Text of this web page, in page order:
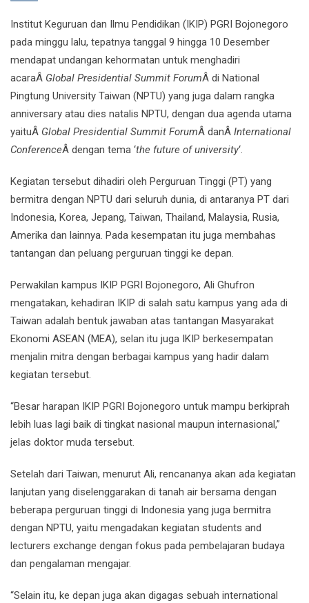
Institut Keguruan dan Ilmu Pendidikan (IKIP) PGRI Bojonegoro
pada minggu lalu, tepatnya tanggal 9 hingga 10 Desember
mendapat undangan kehormatan untuk menghadiri
acaraÂ Global Presidential Summit ForumÂ di National
Pingtung University Taiwan (NPTU) yang juga dalam rangka
anniversary atau dies natalis NPTU, dengan dua agenda utama
yaituÂ Global Presidential Summit ForumÂ danÂ International
ConferenceÂ dengan tema ‘the future of university‘.
Kegiatan tersebut dihadiri oleh Perguruan Tinggi (PT) yang
bermitra dengan NPTU dari seluruh dunia, di antaranya PT dari
Indonesia, Korea, Jepang, Taiwan, Thailand, Malaysia, Rusia,
Amerika dan lainnya. Pada kesempatan itu juga membahas
tantangan dan peluang perguruan tinggi ke depan.
Perwakilan kampus IKIP PGRI Bojonegoro, Ali Ghufron
mengatakan, kehadiran IKIP di salah satu kampus yang ada di
Taiwan adalah bentuk jawaban atas tantangan Masyarakat
Ekonomi ASEAN (MEA), selan itu juga IKIP berkesempatan
menjalin mitra dengan berbagai kampus yang hadir dalam
kegiatan tersebut.
“Besar harapan IKIP PGRI Bojonegoro untuk mampu berkiprah
lebih luas lagi baik di tingkat nasional maupun internasional,”
jelas doktor muda tersebut.
Setelah dari Taiwan, menurut Ali, rencananya akan ada kegiatan
lanjutan yang diselenggarakan di tanah air bersama dengan
beberapa perguruan tinggi di Indonesia yang juga bermitra
dengan NPTU, yaitu mengadakan kegiatan students and
lecturers exchange dengan fokus pada pembelajaran budaya
dan pengalaman mengajar.
“Selain itu, ke depan juga akan digagas sebuah international